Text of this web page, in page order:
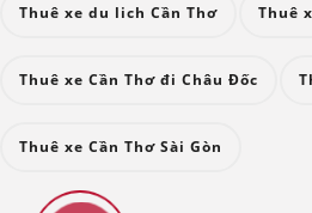
Thuê xe du lich Cần Thơ Thuê
Thuê xe Cần Thơ đi Châu Đốc
Thuê xe Cần Thơ Sài Gòn